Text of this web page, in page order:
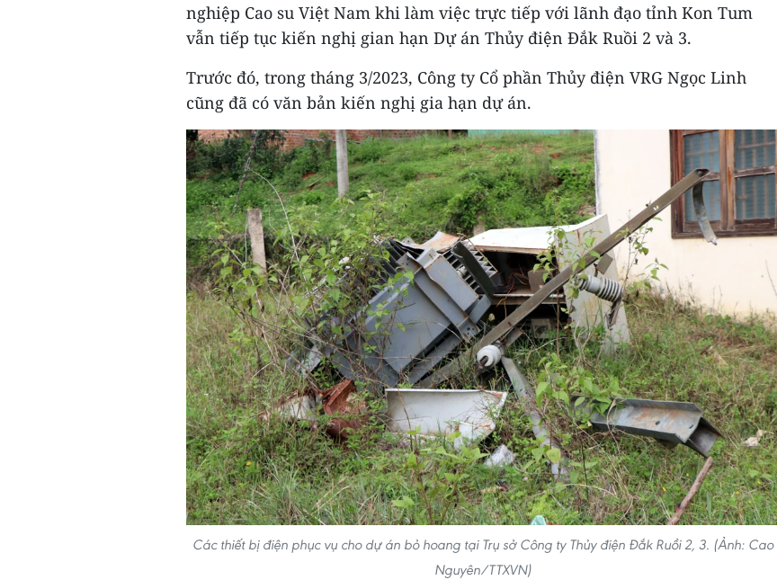
nghiệp Cao su Việt Nam khi làm việc trực tiếp với lãnh đạo tỉnh Kon Tum
vẫn tiếp tục kiến nghị gian hạn Dự án Thủy điện Đắk Ruồi 2 và 3.
Trước đó, trong tháng 3/2023, Công ty Cổ phần Thủy điện VRG Ngọc Linh
cũng đã có văn bản kiến nghị gia hạn dự án.
Các thiết bị điện phục vụ cho dự án bỏ hoang tại Trụ sở Công ty Thủy điện Đắk Ruồi 2, 3. (Ảnh: Cao
Nguyên/TTXVN)